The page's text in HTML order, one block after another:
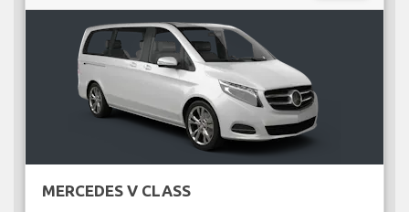
MERCEDES V CLASS